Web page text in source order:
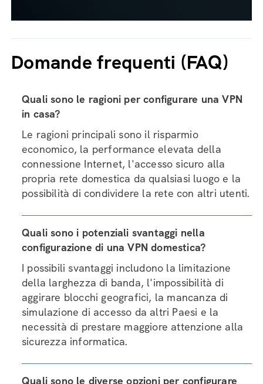
Domande frequenti (FAQ)
Quali sono le ragioni per configurare una VPN
in casa?
Le ragioni principali sono il risparmio
economico, la performance elevata della
connessione Internet, l'accesso sicuro alla
propria rete domestica da qualsiasi luogo e la
possibilità di condividere la rete con altri utenti.
Quali sono i potenziali svantaggi nella
configurazione di una VPN domestica?
I possibili svantaggi includono la limitazione
della larghezza di banda, l'impossibilità di
aggirare blocchi geografici, la mancanza di
simulazione di accesso da altri Paesi e la
necessità di prestare maggiore attenzione alla
sicurezza informatica.
Quali sono le diverse opzioni per configurare